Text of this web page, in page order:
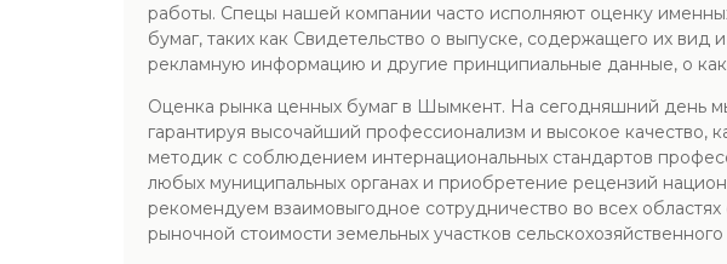
работы. Спецы нашей компании часто исполняют оценку
бумаг, таких как Свидетельство о выпуске, содержащего их вид
рекламную информацию и другие принципиальные данные, о
Оценка рынка ценных бумаг в Шымкент. На сегодняшний день
гарантируя высочайший профессионализм и высокое качество,
методик с соблюдением интернациональных стандартов
любых муниципальных органах и приобретение рецензий
рекомендуем взаимовыгодное сотрудничество во всех
рыночной стоимости земельных участков